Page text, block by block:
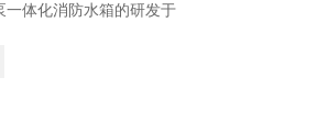
体化消防水箱的研发于